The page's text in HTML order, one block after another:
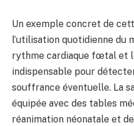
Un exemple concret de
l’utilisation quotidienne du
rythme cardiaque fœtal et
indispensable pour
souffrance éventuelle. La
équipée avec des tables
réanimation néonatale et